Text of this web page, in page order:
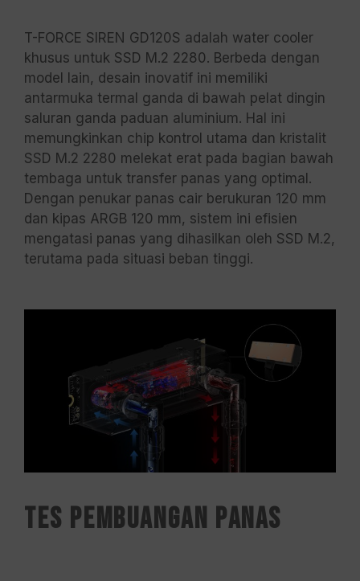
T-FORCE SIREN GD120S adalah water cooler
khusus untuk SSD M.2 2280. Berbeda dengan
model lain, desain inovatif ini memiliki
antarmuka termal ganda di bawah pelat dingin
saluran ganda paduan aluminium. Hal ini
memungkinkan chip kontrol utama dan kristalit
SSD M.2 2280 melekat erat pada bagian bawah
tembaga untuk transfer panas yang optimal.
Dengan penukar panas cair berukuran 120 mm
dan kipas ARGB 120 mm, sistem ini efisien
mengatasi panas yang dihasilkan oleh SSD M.2,
terutama pada situasi beban tinggi.
Tes Pembuangan Panas